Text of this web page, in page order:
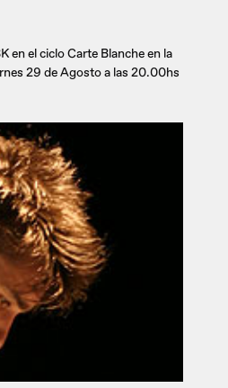
en el ciclo Carte Blanche en la
29 de Agosto a las 20.00hs